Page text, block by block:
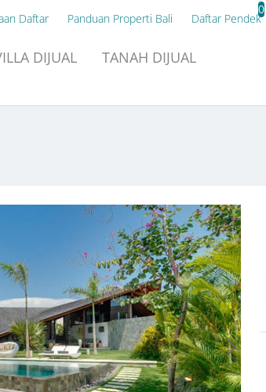
Daftar Panduan Properti Bali Daftar Pendek
0
DIJUAL TANAH DIJUAL